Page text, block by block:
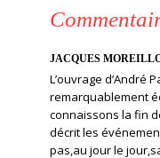
JACQUES
L’ouvrage d’André
remarquablement
connaissons la fin
décrit les
pas,au jour le